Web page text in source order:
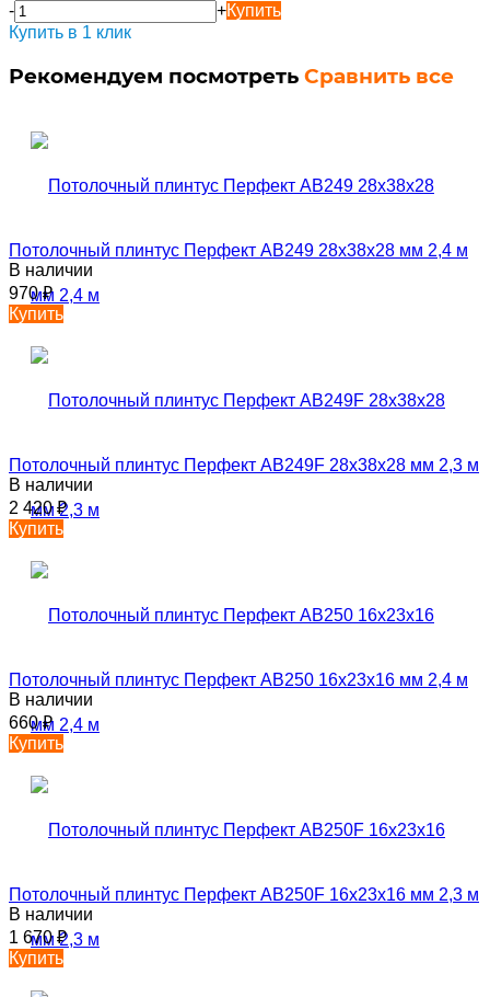
-
+Купить
Купить в 1 клик
Рекомендуем посмотреть Сравнить все
Потолочный плинтус Перфект AB249 28х38х28 мм 2,4 м
В наличии
970₽
Купить
Потолочный плинтус Перфект AB249F 28х38х28 мм 2,3 м
В наличии
2 420₽
Купить
Потолочный плинтус Перфект AB250 16х23х16 мм 2,4 м
В наличии
660₽
Купить
Потолочный плинтус Перфект AB250F 16х23х16 мм 2,3 м
В наличии
1 670₽
Купить